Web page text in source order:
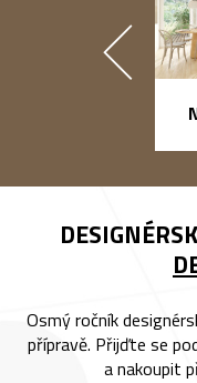
Osmý ročník
přípravě. Přijďte se
a nakoupit